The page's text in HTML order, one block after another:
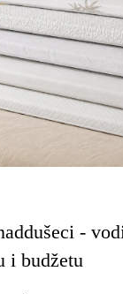
-
i budžetu